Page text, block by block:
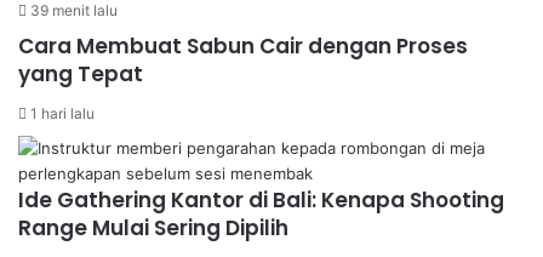
39 menit lalu
Cara Membuat Sabun Cair dengan Proses
yang Tepat
1 hari lalu
Ide Gathering Kantor di Bali: Kenapa Shooting
Range Mulai Sering Dipilih